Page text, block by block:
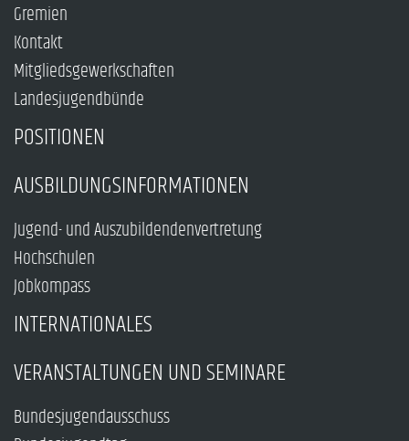
Gremien
Kontakt
Mitgliedsgewerkschaften
Landesjugendbünde
POSITIONEN
AUSBILDUNGSINFORMATIONEN
Jugend- und Auszubildendenvertretung
Hochschulen
Jobkompass
INTERNATIONALES
VERANSTALTUNGEN UND SEMINARE
Bundesjugendausschuss